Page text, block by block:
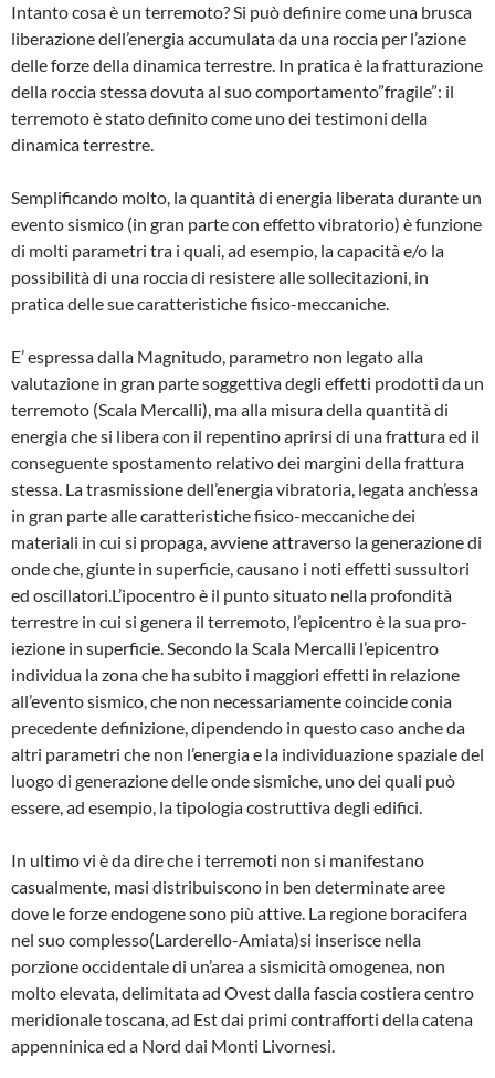
Intanto cosa è un terremoto? Si può definire come una brusca
liberazione dell’energia accumulata da una roccia per l’azione
delle forze della dinamica terrestre. In pratica è la fratturazione
della roccia stessa dovuta al suo comportamento”fragile”: il
terremoto è stato definito come uno dei testimoni della
dinamica terrestre.
Semplificando molto, la quantità di energia liberata durante un
evento sismico (in gran parte con effetto vibratorio) è funzione
di molti parametri tra i quali, ad esempio, la capacità e/o la
possibilità di una roccia di resistere alle sollecitazioni, in
pratica delle sue caratteristiche fisico-meccaniche.
E’ espressa dalla Magnitudo, parametro non legato alla
valutazione in gran parte soggettiva degli effetti prodotti da un
terremoto (Sca­la Mercalli), ma alla misura della quantità di
energia che si libera con il repentino aprirsi di una frattura ed il
conseguente spostamento relativo dei margini della frattura
stessa. La trasmissione dell’energia vibratoria, legata anch’essa
in gran parte alle caratteristiche fisi­co-meccaniche dei
materiali in cui si propaga, avviene attraverso la generazione di
onde che, giunte in superficie, causano i noti effetti sussultori
ed oscillatori.L’ipocentro è il punto situato nella profondità
terrestre in cui si genera il terremoto, l’epicentro è la sua pro­
iezione in superficie. Secondo la Scala Mer­calli l’epicentro
individua la zona che ha su­bito i maggiori effetti in relazione
all’evento sismico, che non necessariamente coincide conia
precedente definizione, dipendendo in questo caso anche da
altri parametri che non l’energia e la individuazione spaziale del
luo­go di generazione delle onde sismiche, uno dei quali può
essere, ad esempio, la tipologia costruttiva degli edifici.
In ultimo vi è da dire che i terremoti non si manifestano
casualmente, masi distribuisco­no in ben determinate aree
dove le forze endogene sono più attive. La regione boraci­fera
nel suo complesso(Larderello-Amiata)si inserisce nella
porzione occidentale di un’area a sismicità omogenea, non
molto elevata, delimitata ad Ovest dalla fascia costiera cen­tro
meridionale toscana, ad Est dai primi con­trafforti della catena
appenninica ed a Nord dai Monti Livornesi.